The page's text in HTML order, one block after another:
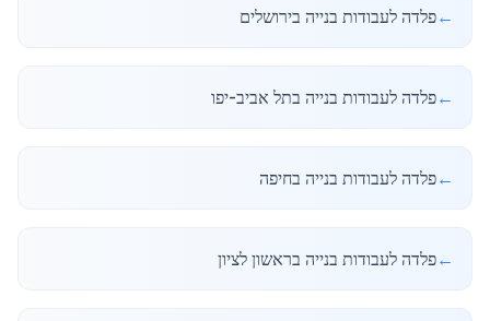
←פלדה לעבודות בנייה בירושלים
←פלדה לעבודות בנייה בתל אביב-יפו
←פלדה לעבודות בנייה בחיפה
←פלדה לעבודות בנייה בראשון לציון